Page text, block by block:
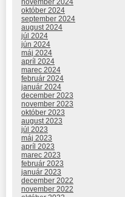
október 2024
september 2024
august 2024
júl 2024
jún 2024
máj 2024
apríl 2024
marec 2024
február 2024
január 2024
december 2023
november 2023
október 2023
august 2023
júl 2023
máj 2023
apríl 2023
marec 2023
február 2023
január 2023
december 2022
november 2022